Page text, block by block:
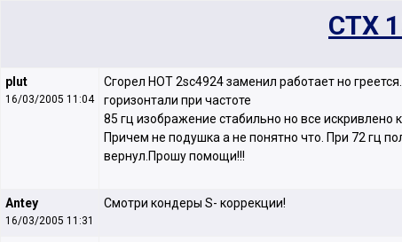
CTX
plut
16/03/2005 11:04
Сгорел НОТ 2sc4924 заменил работает но
горизонтали при частоте
85 гц изображение стабильно но все искривлено
Причем не подушка а не понятно что. При 72 гц
вернул.Прошу помощи!!!
Antey
16/03/2005 11:31
Смотри кондеры S- коррекции!